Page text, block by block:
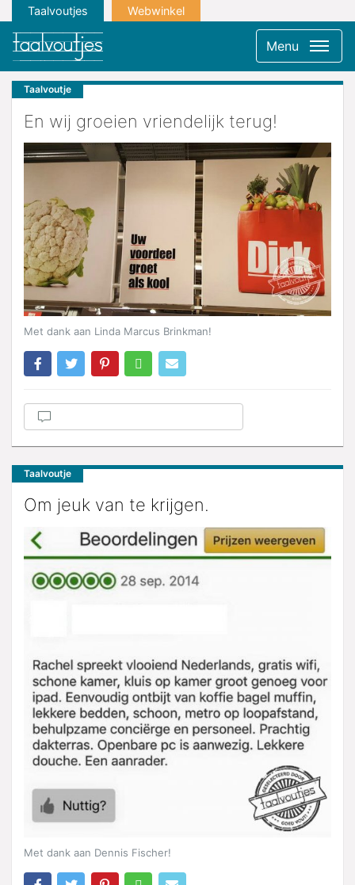
Taalvoutjes Webwinkel
Menu
Taalvoutje
En wij groeien vriendelijk terug!
Met dank aan Linda Marcus Brinkman!
Taalvoutje
Om jeuk van te krijgen.
Met dank aan Dennis Fischer!